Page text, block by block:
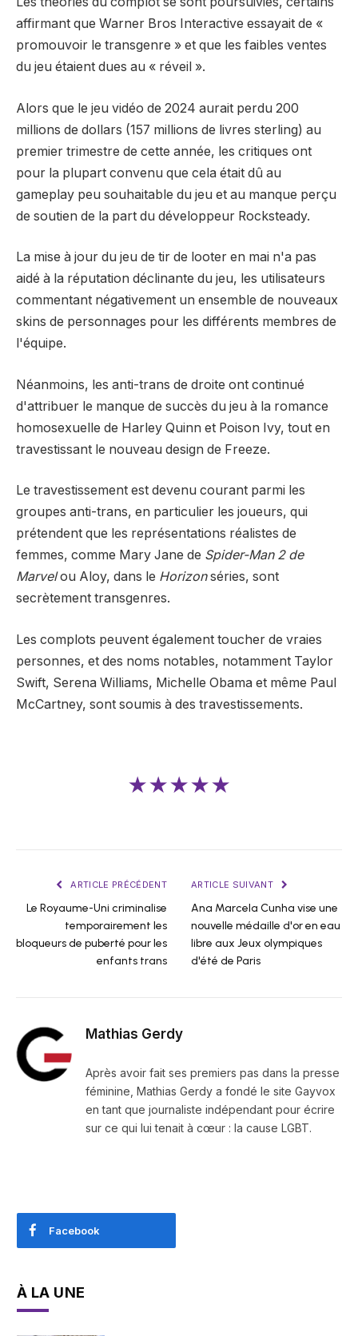
affirmant que Warner Bros Interactive essayait de «
promouvoir le transgenre » et que les faibles ventes
du jeu étaient dues au « réveil ».
Alors que le jeu vidéo de 2024 aurait perdu 200
millions de dollars (157 millions de livres sterling) au
premier trimestre de cette année, les critiques ont
pour la plupart convenu que cela était dû au
gameplay peu souhaitable du jeu et au manque perçu
de soutien de la part du développeur Rocksteady.
La mise à jour du jeu de tir de looter en mai n'a pas
aidé à la réputation déclinante du jeu, les utilisateurs
commentant négativement un ensemble de nouveaux
skins de personnages pour les différents membres de
l'équipe.
Néanmoins, les anti-trans de droite ont continué
d'attribuer le manque de succès du jeu à la romance
homosexuelle de Harley Quinn et Poison Ivy, tout en
travestissant le nouveau design de Freeze.
Le travestissement est devenu courant parmi les
groupes anti-trans, en particulier les joueurs, qui
prétendent que les représentations réalistes de
femmes, comme Mary Jane de Spider-Man 2 de
Marvelou Aloy, dans le Horizonséries, sont
secrètement transgenres.
Les complots peuvent également toucher de vraies
personnes, et des noms notables, notamment Taylor
Swift, Serena Williams, Michelle Obama et même Paul
McCartney, sont soumis à des travestissements.
★★★★★
ARTICLE PRÉCÉDENT
Le Royaume-Uni criminalise
temporairement les
bloqueurs de puberté pour les
enfants trans
ARTICLE SUIVANT
Ana Marcela Cunha vise une
nouvelle médaille d'or en eau
libre aux Jeux olympiques
d'été de Paris
Mathias Gerdy
Après avoir fait ses premiers pas dans la presse
féminine, Mathias Gerdy a fondé le site Gayvox
en tant que journaliste indépendant pour écrire
sur ce qui lui tenait à cœur : la cause LGBT.
Facebook
À LA UNE